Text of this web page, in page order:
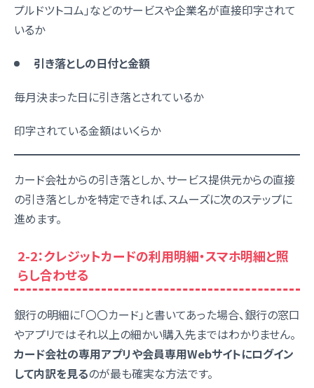
プルドツトコム」などのサービスや企業名が直接印字されて
いるか
引き落としの日付と金額
毎月決まった日に引き落とされているか
印字されている金額はいくらか
カード会社からの引き落としか、サービス提供元からの直接
の引き落としかを特定できれば、スムーズに次のステップに
進めます。
2-2：クレジットカードの利用明細・スマホ明細と照
らし合わせる
銀行の明細に「〇〇カード」と書いてあった場合、銀行の窓口
やアプリではそれ以上の細かい購入先まではわかりません。
カード会社の専用アプリや会員専用Webサイトにログイン
して内訳を見るのが最も確実な方法です。